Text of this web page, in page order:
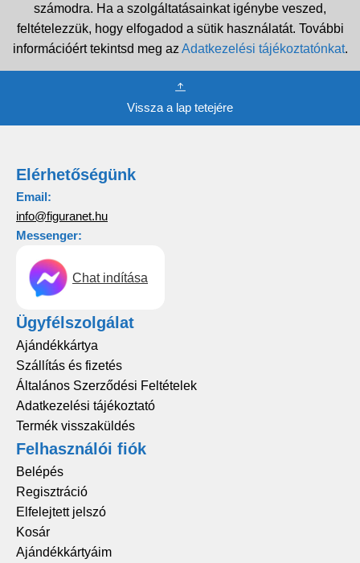
számodra. Ha a szolgáltatásainkat igénybe veszed,
feltételezzük, hogy elfogadod a sütik használatát. További
információért tekintsd meg az Adatkezelési tájékoztatónkat.
Vissza a lap tetejére
Elérhetőségünk
Email:
info@figuranet.hu
Messenger:
Chat indítása
Ügyfélszolgálat
Ajándékkártya
Szállítás és fizetés
Általános Szerződési Feltételek
Adatkezelési tájékoztató
Termék visszaküldés
Felhasználói fiók
Belépés
Regisztráció
Elfelejtett jelszó
Kosár
Ajándékkártyáim